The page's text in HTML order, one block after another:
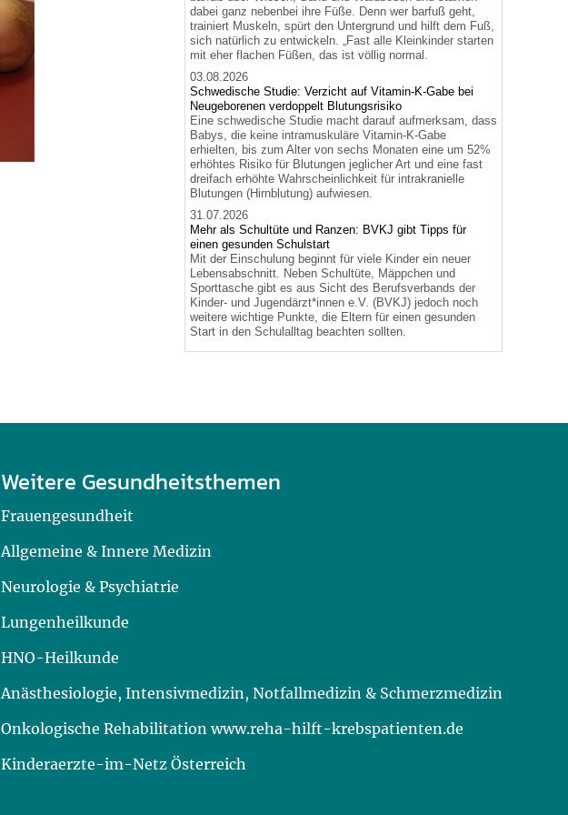
dabei ganz nebenbei ihre Füße. Denn wer barfuß geht,
trainiert Muskeln, spürt den Untergrund und hilft dem Fuß,
sich natürlich zu entwickeln. „Fast alle Kleinkinder starten
mit eher flachen Füßen, das ist völlig normal.
03.08.2026
Schwedische Studie: Verzicht auf Vitamin-K-Gabe bei
Neugeborenen verdoppelt Blutungsrisiko
Eine schwedische Studie macht darauf aufmerksam, dass
Babys, die keine intramuskuläre Vitamin-K-Gabe
erhielten, bis zum Alter von sechs Monaten eine um 52%
erhöhtes Risiko für Blutungen jeglicher Art und eine fast
dreifach erhöhte Wahrscheinlichkeit für intrakranielle
Blutungen (Hirnblutung) aufwiesen.
31.07.2026
Mehr als Schultüte und Ranzen: BVKJ gibt Tipps für
einen gesunden Schulstart
Mit der Einschulung beginnt für viele Kinder ein neuer
Lebensabschnitt. Neben Schultüte, Mäppchen und
Sporttasche gibt es aus Sicht des Berufsverbands der
Kinder- und Jugendärzt*innen e.V. (BVKJ) jedoch noch
weitere wichtige Punkte, die Eltern für einen gesunden
Start in den Schulalltag beachten sollten.
Weitere Gesundheitsthemen
Frauengesundheit
Allgemeine & Innere Medizin
Neurologie & Psychiatrie
Lungenheilkunde
HNO-Heilkunde
Anästhesiologie, Intensivmedizin, Notfallmedizin & Schmerzmedizin
Onkologische Rehabilitation www.reha-hilft-krebspatienten.de
Kinderaerzte-im-Netz Österreich